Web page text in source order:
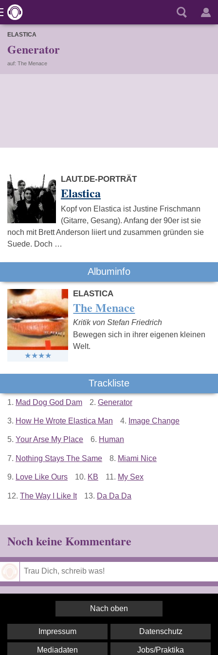
ELASTICA
Generator
auf: The Menace
LAUT.DE-PORTRÄT
Elastica
Kopf von Elastica ist Justine Frischmann
(Gitarre, Gesang). Anfang der 90er ist sie
noch mit Brett Anderson liiert und zusammen gründen sie
Suede. Doch …
Albuminfo
ELASTICA
The Menace
Kritik von Stefan Friedrich
Bewegen sich in ihrer eigenen kleinen
Welt.
Trackliste
1. Mad Dog God Dam 2. Generator
3. How He Wrote Elastica Man 4. Image Change
5. Your Arse My Place 6. Human
7. Nothing Stays The Same 8. Miami Nice
9. Love Like Ours 10. KB 11. My Sex
12. The Way I Like It 13. Da Da Da
Noch keine Kommentare
Nach oben
Impressum Datenschutz
Mediadaten Jobs/Praktika